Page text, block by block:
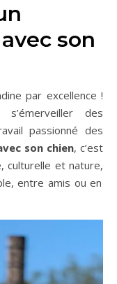
son
par excellence !
des
passionné des
son chien, c’est
culturelle et nature,
entre amis ou en